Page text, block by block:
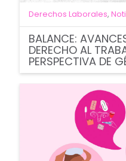
Derechos Laborales,
BALANCE:
DERECHO AL
PERSPECTIVA DE